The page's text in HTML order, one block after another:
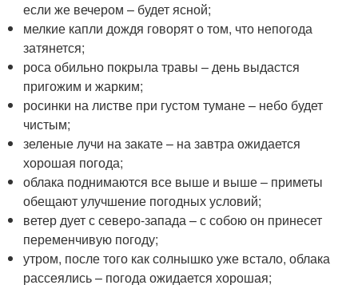
если же вечером – будет ясной;
мелкие капли дождя говорят о том, что непогода
затянется;
роса обильно покрыла травы – день выдастся
пригожим и жарким;
росинки на листве при густом тумане – небо будет
чистым;
зеленые лучи на закате – на завтра ожидается
хорошая погода;
облака поднимаются все выше и выше – приметы
обещают улучшение погодных условий;
ветер дует с северо-запада – с собою он принесет
переменчивую погоду;
утром, после того как солнышко уже встало, облака
рассеялись – погода ожидается хорошая;